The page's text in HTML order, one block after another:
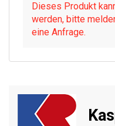
Dieses Produkt
werden, bitte
eine Anfrage.